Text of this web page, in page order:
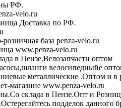
РФ.
velo.ru
Доставка по РФ.
база penza-velo.ru
www.penza-velo.ru
в Пензе.Велозапчасти оптом
велосипедныйе
металлические .Оптом и в
магазине www.penza-velo.ru
склада в Пензе.Опт и
подделок данного